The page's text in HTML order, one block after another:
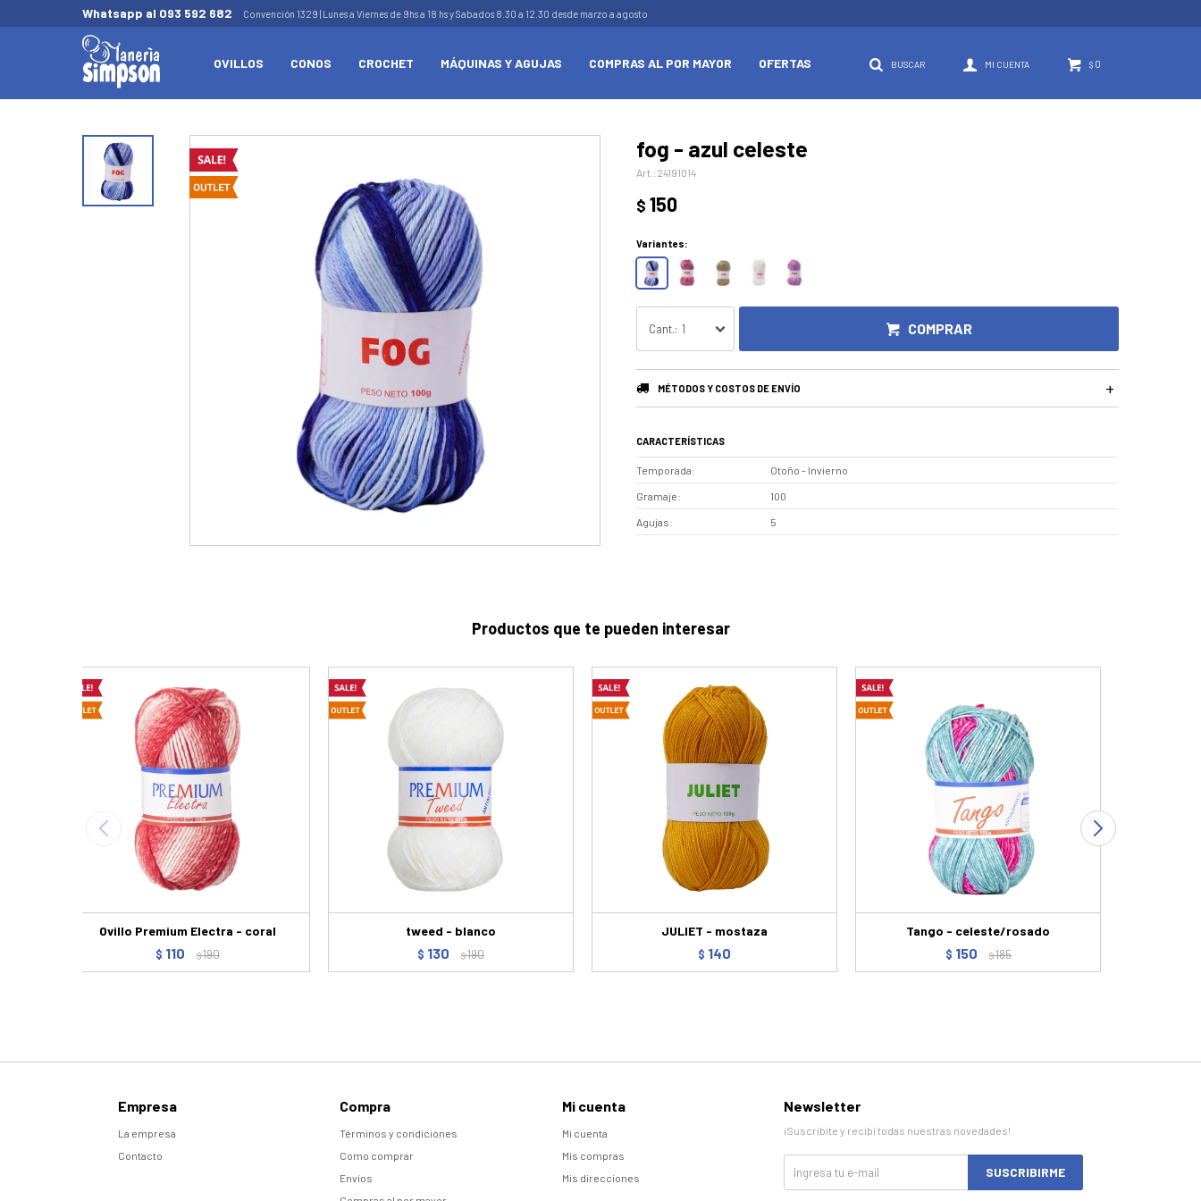
OVILLOS CONOS CROCHET MÁQUINAS Y AGUJAS COMPRAS AL POR MAYOR OFERTAS $ 0
Whatsapp al 093 592 682 Convención 1329 | Lunes a Viernes de 9hs a 18 hs y Sabados 8.30 a 12.30 desde marzo a agosto
fog - azul celeste
24191014
$ 150
Variantes:
1 COMPRAR
MÉTODOS Y COSTOS DE ENVÍO
CARACTERÍSTICAS
Temporada Otoño - Invierno
Gramaje 100
Agujas 5
Productos que te pueden interesar
Ovillo Premium Electra - coral
$ 110 $190
tweed - blanco
$ 130 $190
JULIET - mostaza
$ 140
Tango - celeste/rosado
$ 150 $185
Empresa
La empresa
Contacto
Compra
Términos y condiciones
Como comprar
Envíos
Mi cuenta
Mi cuenta
Mis compras
Mis direcciones
Newsletter
¡Suscribite y recibí todas nuestras novedades!
SUSCRIBIRME